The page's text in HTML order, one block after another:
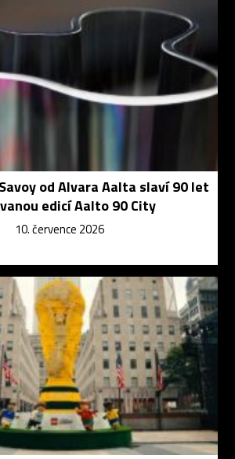
od Alvara Aalta slaví 90 let
edicí Aalto 90 City
10. července 2026